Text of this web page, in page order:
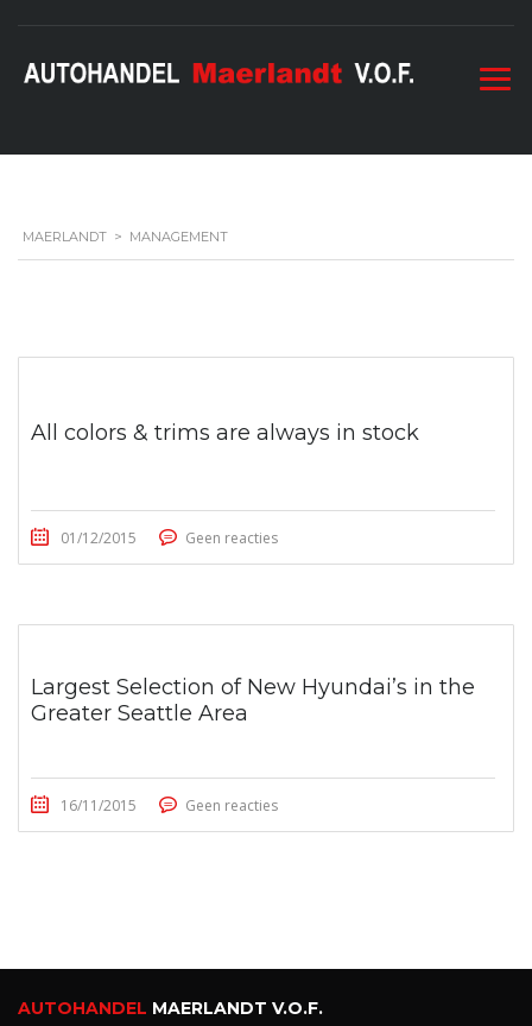
MAERLANDT > MANAGEMENT
All colors & trims are always in stock
01/12/2015 Geen reacties
Largest Selection of New Hyundai’s in the
Greater Seattle Area
16/11/2015 Geen reacties
AUTOHANDEL MAERLANDT V.O.F.